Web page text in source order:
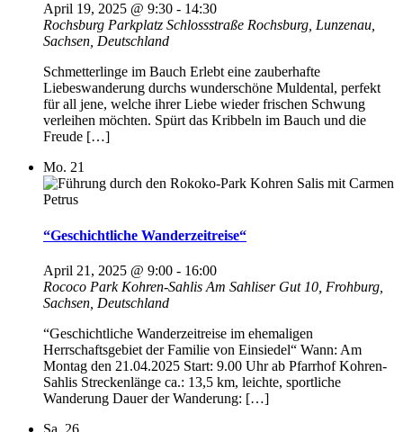
April 19, 2025 @ 9:30 - 14:30
Rochsburg Parkplatz Schlossstraße Rochsburg, Lunzenau,
Sachsen, Deutschland
Schmetterlinge im Bauch Erlebt eine zauberhafte
Liebeswanderung durchs wunderschöne Muldental, perfekt
für all jene, welche ihrer Liebe wieder frischen Schwung
verleihen möchten. Spürt das Kribbeln im Bauch und die
Freude […]
Mo. 21
“Geschichtliche Wanderzeitreise“
April 21, 2025 @ 9:00 - 16:00
Rococo Park Kohren-Sahlis Am Sahliser Gut 10, Frohburg,
Sachsen, Deutschland
“Geschichtliche Wanderzeitreise im ehemaligen
Herrschaftsgebiet der Familie von Einsiedel“ Wann: Am
Montag den 21.04.2025 Start: 9.00 Uhr ab Pfarrhof Kohren-
Sahlis Streckenlänge ca.: 13,5 km, leichte, sportliche
Wanderung Dauer der Wanderung: […]
Sa. 26